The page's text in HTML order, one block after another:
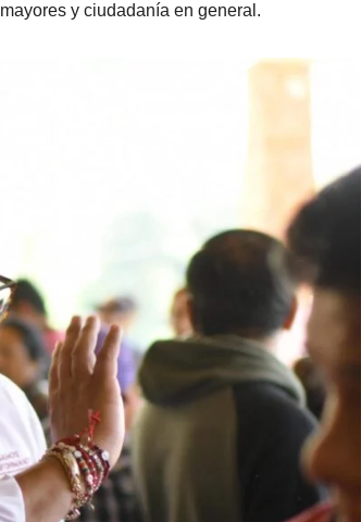
y ciudadanía en general.